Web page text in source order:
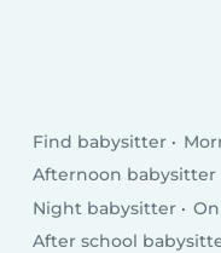
Find babysitter
Afternoon babysitter
Night babysitter
After school